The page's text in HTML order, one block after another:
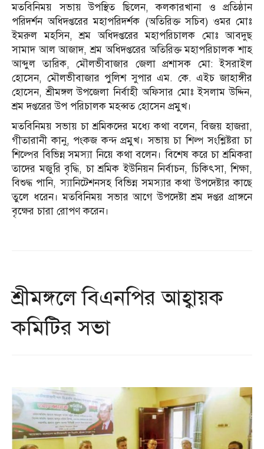
মতবিনিময় সভায় উপস্থিত ছিলেন, কলকারখানা ও প্রতিষ্ঠান
পরিদর্শন অধিদপ্তরের মহাপরিদর্শক (অতিরিক্ত সচিব) ওমর মোঃ
ইমরুল মহসিন, শ্রম অধিদপ্তরের মহাপরিচালক মোঃ আবদুছ
সামাদ আল আজাদ, শ্রম অধিদপ্তরের অতিরিক্ত মহাপরিচালক শাহ
আব্দুল তারিক, মৌলভীবাজার জেলা প্রশাসক মো: ইসরাইল
হোসেন, মৌলভীবাজার পুলিশ সুপার এম. কে. এইচ জাহাঙ্গীর
হোসেন, শ্রীমঙ্গল উপজেলা নির্বাহী অফিসার মোঃ ইসলাম উদ্দিন,
শ্রম দপ্তরের উপ পরিচালক মহব্বত হোসেন প্রমুখ।
মতবিনিময় সভায় চা শ্রমিকদের মধ্যে কথা বলেন, বিজয় হাজরা,
গীতারানী কানু, পংকজ কন্দ প্রমুখ। সভায় চা শিল্প সংশ্লিষ্টরা চা
শিল্পের বিভিন্ন সমস্যা নিয়ে কথা বলেন। বিশেষ করে চা শ্রমিকরা
তাদের মজুরি বৃদ্ধি, চা শ্রমিক ইউনিয়ন নির্বাচন, চিকিৎসা, শিক্ষা,
বিশুদ্ধ পানি, স্যানিটেশনসহ বিভিন্ন সমস্যার কথা উপদেষ্টার কাছে
তুলে ধরেন। মতবিনিময় সভার আগে উপদেষ্টা শ্রম দপ্তর প্রাঙ্গনে
বৃক্ষের চারা রোপণ করেন।
শ্রীমঙ্গলে বিএনপির আহ্বায়ক
কমিটির সভা